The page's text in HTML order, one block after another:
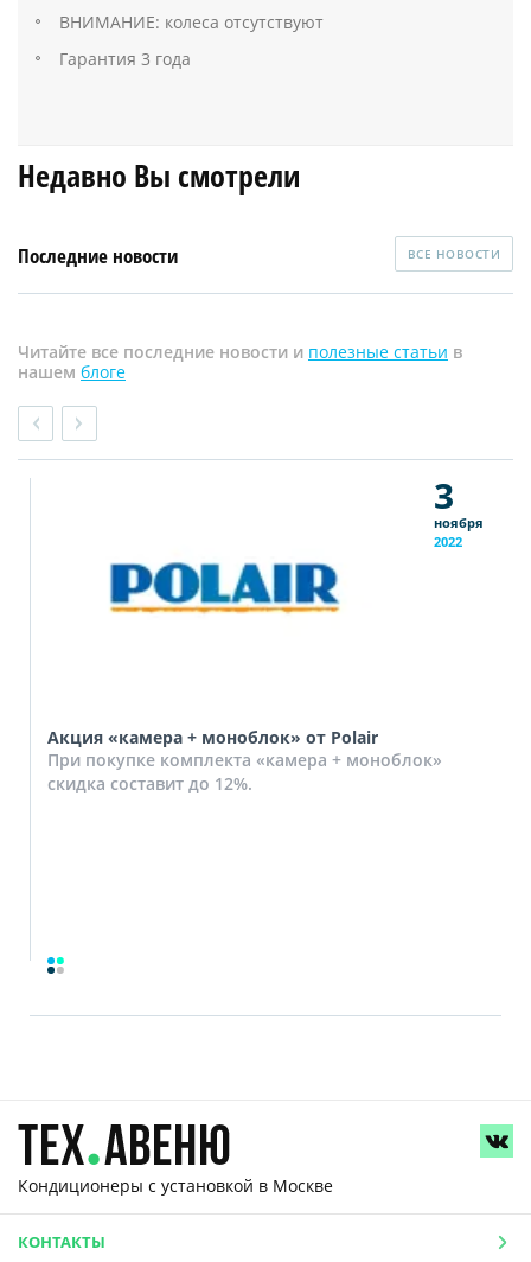
ВНИМАНИЕ: колеса отсутствуют
Гарантия 3 года
Недавно Вы смотрели
Последние новости ВСЕ НОВОСТИ
Читайте все последние новости и полезные статьи в
нашем блоге
3
ноября
2022
Акция «камера + моноблок» от Polair
При покупке комплекта «камера + моноблок»
скидка составит до 12%.
Кондиционеры с установкой в Москве
КОНТАКТЫ